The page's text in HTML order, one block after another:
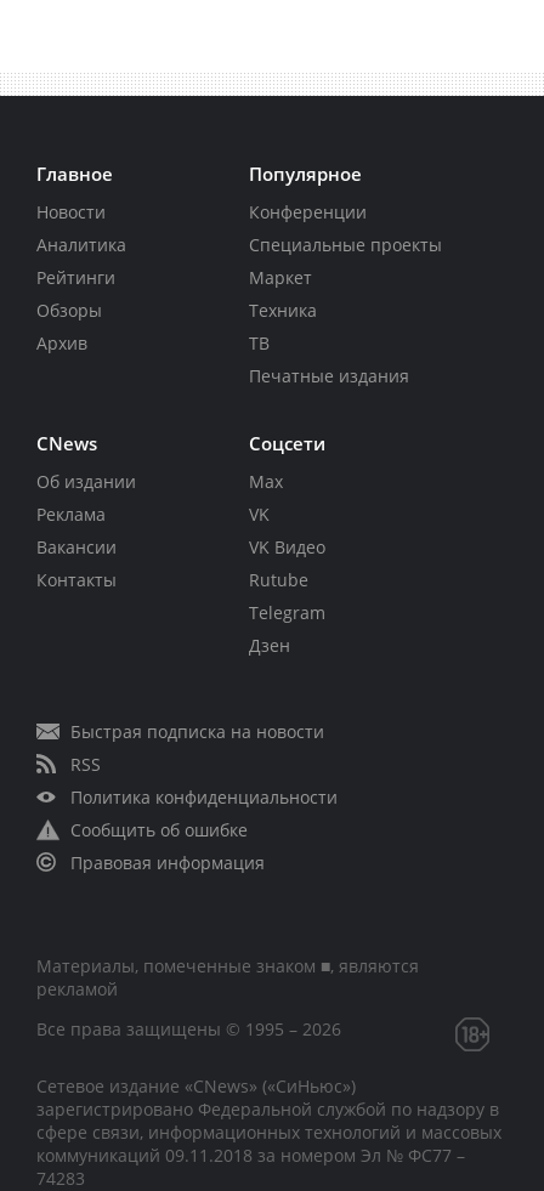
Главное
Новости
Аналитика
Рейтинги
Обзоры
Архив
Популярное
Конференции
Специальные проекты
Маркет
Техника
ТВ
Печатные издания
CNews
Об издании
Реклама
Вакансии
Контакты
Соцсети
Max
VK
VK Видео
Rutube
Telegram
Дзен
Быстрая подписка на новости
RSS
Политика конфиденциальности
Сообщить об ошибке
Правовая информация
Материалы, помеченные знаком ■, являются
рекламой
Все права защищены © 1995 – 2026
Сетевое издание «CNews» («СиНьюс»)
зарегистрировано Федеральной службой по надзору в
сфере связи, информационных технологий и массовых
коммуникаций 09.11.2018 за номером Эл № ФС77 –
74283